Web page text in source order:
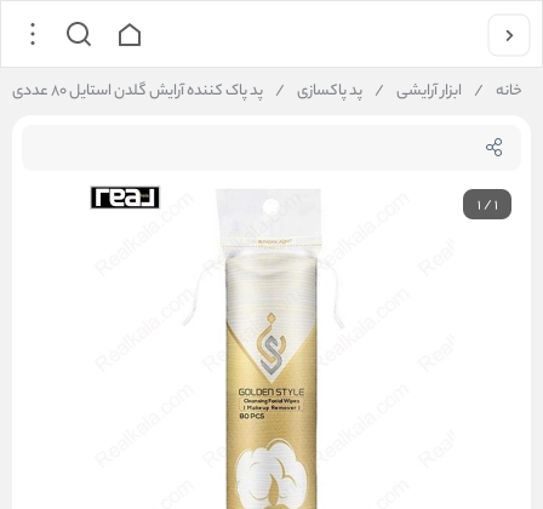
خانه / ابزار آرایشی / پد پاکسازی / پد پاک‌ کننده آرایش گلدن استایل ۸۰ عددی | Golden Style Cleansing Facial Wipes Makeup Remover 80PCS
1/1